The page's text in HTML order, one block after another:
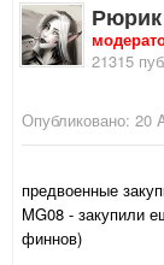
Рюрик
21315
Опубликовано: 20
предвоенные
MG08 - закупили
финнов)